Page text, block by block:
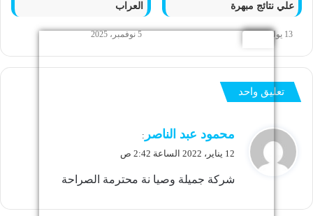
علي نتائج مبهرة
13 يوليو، 2022
العراب
5 نوفمبر، 2025
تعليق واحد
ل
محمود عبد الناصر :
12 يناير، 2022 الساعة 2:42 ص
شركة جميلة وصيا نة محترمة الصراحة